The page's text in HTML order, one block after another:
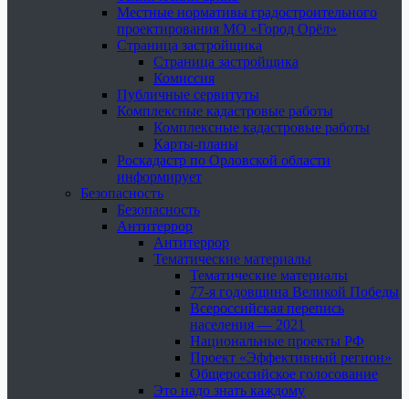
Местные нормативы градостроительного
проектирования МО «Город Орёл»
Страница застройщика
Страница застройщика
Комиссия
Публичные сервитуты
Комплексные кадастровые работы
Комплексные кадастровые работы
Карты-планы
Роскадастр по Орловской области
информирует
Безопасность
Безопасность
Антитеррор
Антитеррор
Тематические материалы
Тематические материалы
77-я годовщина Великой Победы
Всероссийская перепись
населения — 2021
Национальные проекты РФ
Проект «Эффективный регион»
Общероссийское голосование
Это надо знать каждому